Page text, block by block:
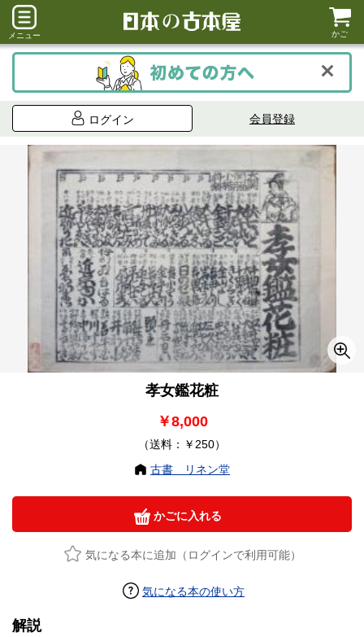
メニュー かご
ログイン 会員登録
孝女鑑花粧
￥8,000
（送料：￥250）
古書 リネン堂
かごに入れる
気になる本に追加（ログインで利用可能）
気になる本の使い方
解説